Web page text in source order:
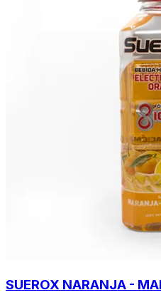
SUEROX NARANJA -